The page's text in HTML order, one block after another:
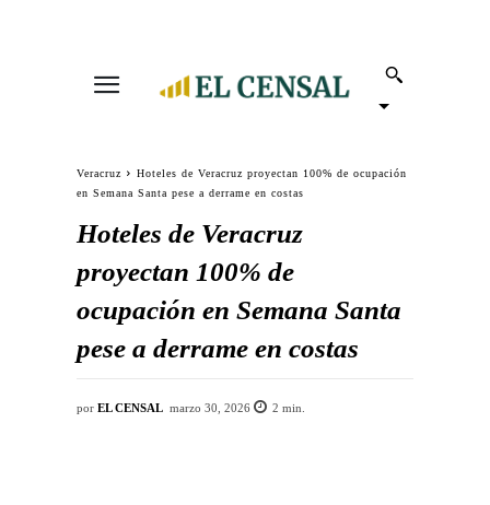
Veracruz
Hoteles de Veracruz proyectan 100% de ocupación
en Semana Santa pese a derrame en costas
Hoteles de Veracruz
proyectan 100% de
ocupación en Semana Santa
pese a derrame en costas
por EL CENSAL marzo 30, 2026 2 min.